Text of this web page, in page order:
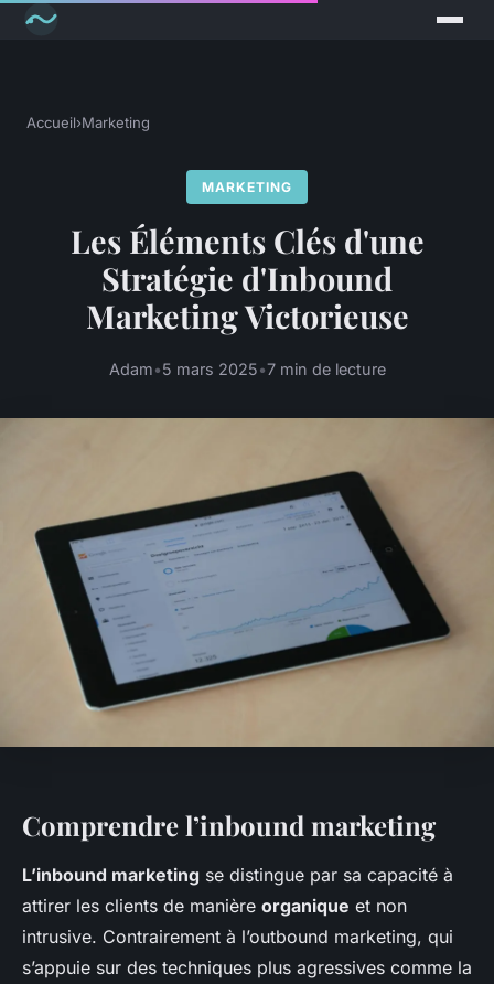
Accueil›Marketing
MARKETING
Les Éléments Clés d'une
Stratégie d'Inbound
Marketing Victorieuse
Adam•5 mars 2025•7 min de lecture
Comprendre l’inbound marketing
L’inbound marketing se distingue par sa capacité à
attirer les clients de manière organique et non
intrusive. Contrairement à l’outbound marketing, qui
s’appuie sur des techniques plus agressives comme la